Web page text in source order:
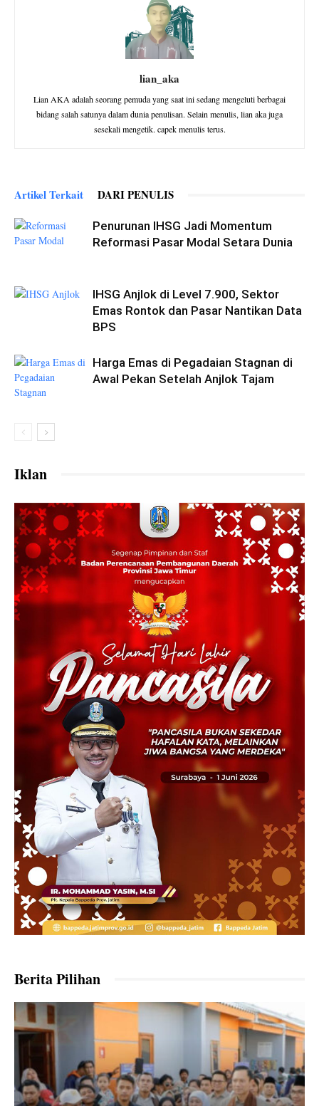
lian_aka
Lian AKA adalah seorang pemuda yang saat ini sedang mengeluti berbagai
bidang salah satunya dalam dunia penulisan. Selain menulis, lian aka juga
sesekali mengetik. capek menulis terus.
Artikel Terkait DARI PENULIS
Penurunan IHSG Jadi Momentum
Reformasi Pasar Modal Setara Dunia
IHSG Anjlok di Level 7.900, Sektor
Emas Rontok dan Pasar Nantikan Data
BPS
Harga Emas di Pegadaian Stagnan di
Awal Pekan Setelah Anjlok Tajam
Iklan
Berita Pilihan